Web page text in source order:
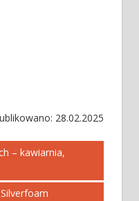
28.02.2025
– kawiarnia,